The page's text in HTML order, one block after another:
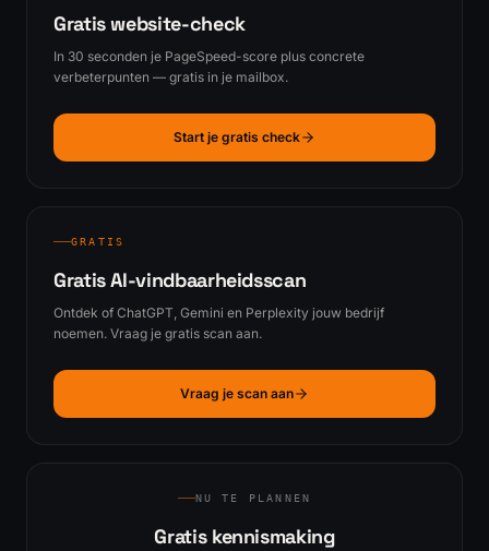
Gratis website-check
In 30 seconden je PageSpeed-score plus concrete
verbeterpunten — gratis in je mailbox.
Start je gratis check
GRATIS
Gratis AI-vindbaarheidsscan
Ontdek of ChatGPT, Gemini en Perplexity jouw bedrijf
noemen. Vraag je gratis scan aan.
Vraag je scan aan
NU TE PLANNEN
Gratis kennismaking